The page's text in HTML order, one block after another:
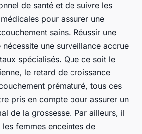
de santé et de suivre les
pour assurer une
sains. Réussir une
une surveillance accrue
spécialisés. Que ce soit le
le retard de croissance
prématuré, tous ces
pris en compte pour assurer un
de la grossesse. Par ailleurs, il
femmes enceintes de